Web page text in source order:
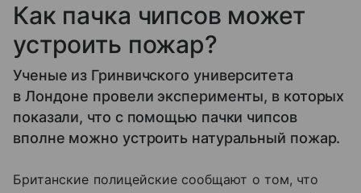
Как пачка чипсов может
устроить пожар?
Ученые из Гринвичского университета
в Лондоне провели эксперименты, в которых
показали, что с помощью пачки чипсов
вполне можно устроить натуральный пожар.
Британские полицейские сообщают о том, что